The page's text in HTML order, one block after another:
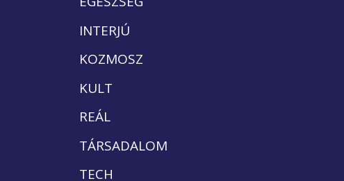
INTERJÚ
KOZMOSZ
KULT
REÁL
TÁRSADALOM
TECH